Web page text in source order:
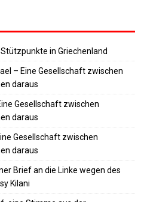
in Griechenland
– Eine Gesellschaft zwischen
daraus
Gesellschaft zwischen
daraus
Gesellschaft zwischen
daraus
Brief an die Linke wegen des
Kilani